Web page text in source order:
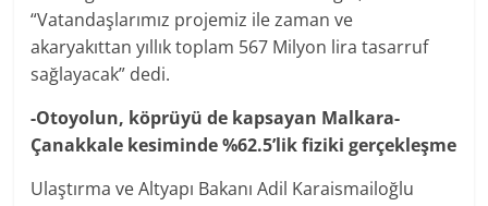
“Vatandaşlarımız projemiz ile zaman ve
akaryakıttan yıllık toplam 567 Milyon lira tasarruf
sağlayacak” dedi.
-Otoyolun, köprüyü de kapsayan Malkara-
Çanakkale kesiminde %62.5’lik fiziki gerçekleşme
Ulaştırma ve Altyapı Bakanı Adil Karaismailoğlu